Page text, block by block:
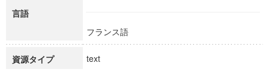
言語
フランス語
資源タイプ text